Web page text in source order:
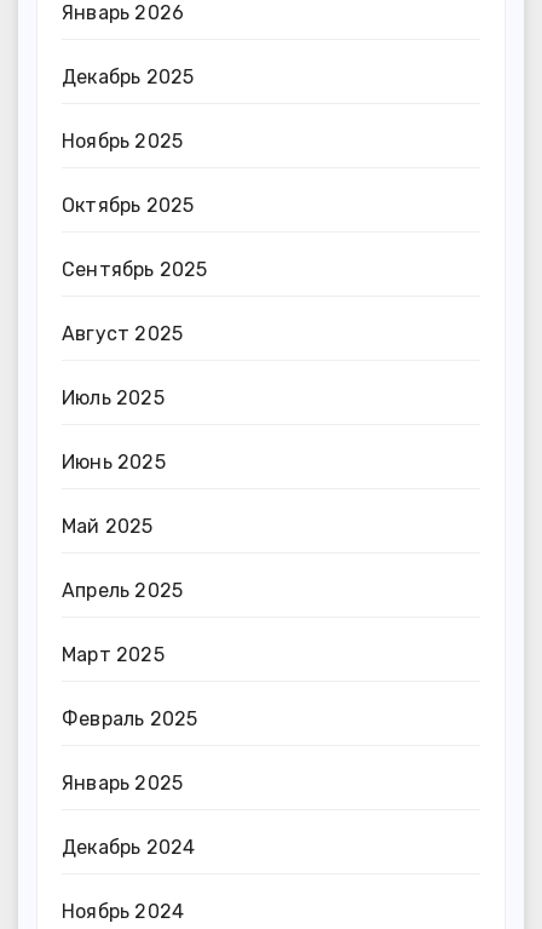
Январь 2026
Декабрь 2025
Ноябрь 2025
Октябрь 2025
Сентябрь 2025
Август 2025
Июль 2025
Июнь 2025
Май 2025
Апрель 2025
Март 2025
Февраль 2025
Январь 2025
Декабрь 2024
Ноябрь 2024